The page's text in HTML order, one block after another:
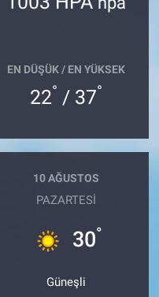
EN DÜŞÜK / EN YÜKSEK
22° / 37°
10 AĞUSTOS
PAZARTESI
30°
Güneşli